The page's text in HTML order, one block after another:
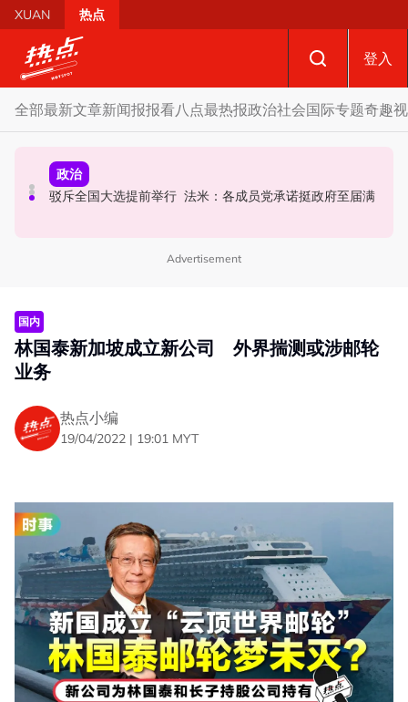
Skip to main content
XUAN 热点
登入
全部最新文章新闻报报看八点最热报政治社会国际专题奇趣
政治
要求安华解释为何冻结MyKHAS权限 5蓝眼议员: 改革不是
政治
驳斥全国大选提前举行 法米：各成员党承诺挺政府至届满
国际
AI电影沦“反面教材”？ 狮城本土电影公司国庆献礼掀网民
Advertisement
国内
林国泰新加坡成立新公司 外界揣测或涉邮轮
业务
热点小编
19/04/2022 | 19:01 MYT